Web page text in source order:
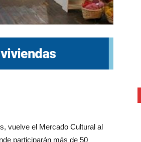
vuelve el Mercado Cultural al
participarán más de 50